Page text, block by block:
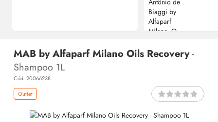
MAB by Alfaparf Milano Oils Recovery-
Shampoo 1L
Cód. 20066238
Outlet